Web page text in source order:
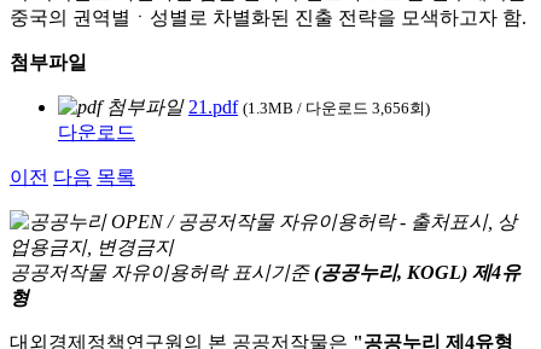
중국의 권역별ㆍ성별로 차별화된 진출 전략을 모색하고자 함.
첨부파일
21.pdf (1.3MB / 다운로드 3,656회)
다운로드
이전 다음 목록
공공저작물 자유이용허락 표시기준 (공공누리, KOGL) 제4유
형
대외경제정책연구원의 본 공공저작물은 "공공누리 제4유형